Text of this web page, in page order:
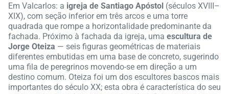
Em Valcarlos: a igreja de Santiago Apóstol (séculos XVIII–
XIX), com seção inferior em três arcos e uma torre
quadrada que rompe a horizontalidade predominante da
fachada. Próximo à fachada da igreja, uma escultura de
Jorge Oteiza — seis figuras geométricas de materiais
diferentes embutidas em uma base de concreto, sugerindo
uma fila de peregrinos movendo-se em direção a um
destino comum. Oteiza foi um dos escultores bascos mais
importantes do século XX; esta obra é característica do seu